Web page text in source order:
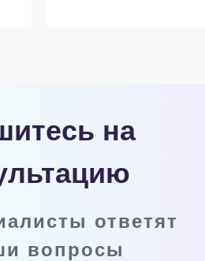
на
ответят
вопросы